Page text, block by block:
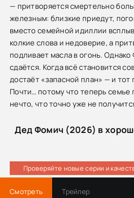
— притворяется смертельно
железным: близкие приедут,
вместо семейной идиллии
колкие слова и недоверие, а
подливает масла в огонь.
сдаётся. Когда всё становится
достаёт «запасной план» — и тот
Почти… потому что теперь семье
нечто, что точно уже не
Дед Фомич (2026) в
Проверяйте новые серии и
Смотреть Трейлер